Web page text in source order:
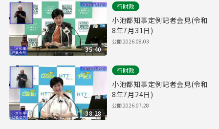
35:40
行財政
小池都知事定例記者会見(令和
8年7月31日)
公開2026.08.03
38:28
行財政
小池都知事定例記者会見(令和
8年7月24日)
公開2026.07.28